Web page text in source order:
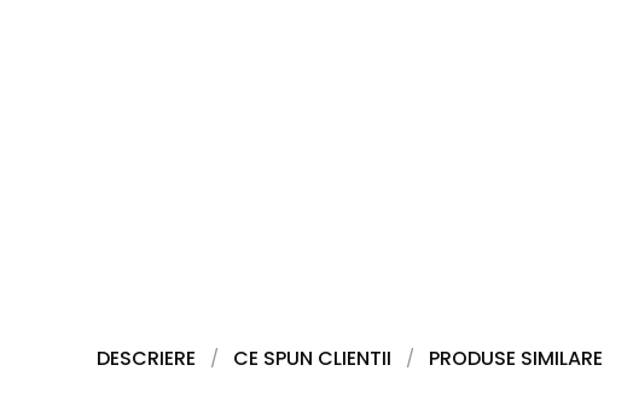
DESCRIERE CE SPUN CLIENTII PRODUSE SIMILARE